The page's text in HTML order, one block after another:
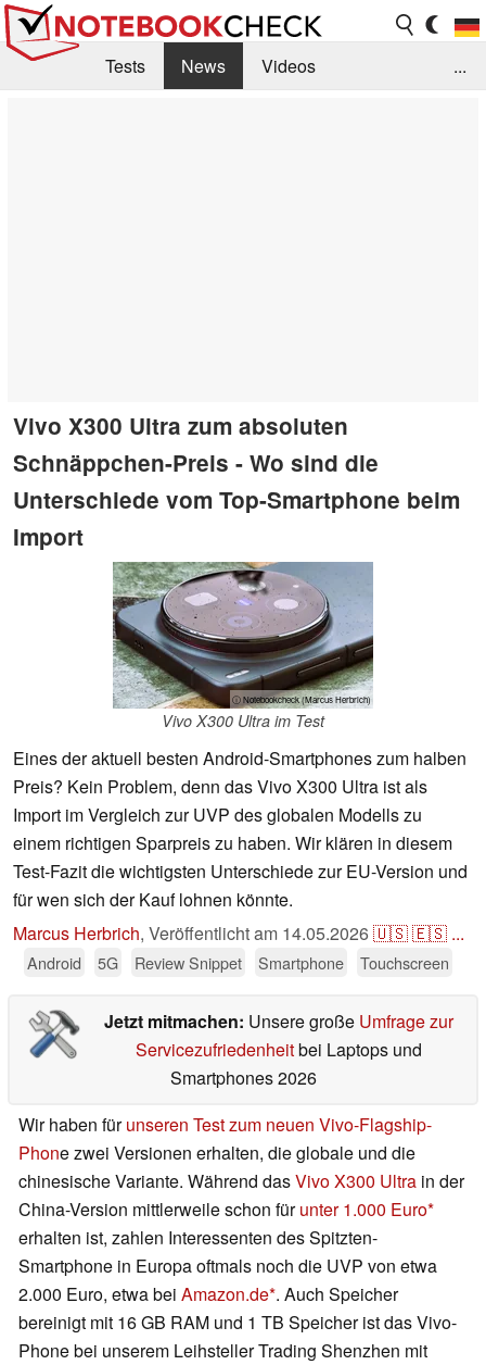
Tests News
Videos
...
Vivo X300 Ultra zum absoluten
Schnäppchen-Preis - Wo sind die
Unterschiede vom Top-Smartphone beim
Import
ⓘ Notebookcheck (Marcus Herbrich)
Vivo X300 Ultra im Test
Eines der aktuell besten Android-Smartphones zum halben
Preis? Kein Problem, denn das Vivo X300 Ultra ist als
Import im Vergleich zur UVP des globalen Modells zu
einem richtigen Sparpreis zu haben. Wir klären in diesem
Test-Fazit die wichtigsten Unterschiede zur EU-Version und
für wen sich der Kauf lohnen könnte.
Marcus Herbrich, Veröffentlicht am 14.05.2026🇺🇸🇪🇸 ...
Android 5G Review Snippet Smartphone Touchscreen
Jetzt mitmachen: Unsere große Umfrage zur
Servicezufriedenheitbei Laptops und
Smartphones 2026
Wir haben fürunseren Test zum neuen Vivo-Flagship-
Phone zwei Versionen erhalten, die globale und die
chinesische Variante. Während dasVivo X300 Ultra in der
China-Version mittlerweile schon fürunter 1.000 Euro
erhalten ist, zahlen Interessenten des Spitzten-
Smartphone in Europa oftmals noch die UVP von etwa
2.000 Euro, etwa bei Amazon.de . Auch Speicher
bereinigt mit 16 GB RAM und 1 TB Speicher ist das Vivo-
Phone bei unserem Leihsteller Trading Shenzhen mit